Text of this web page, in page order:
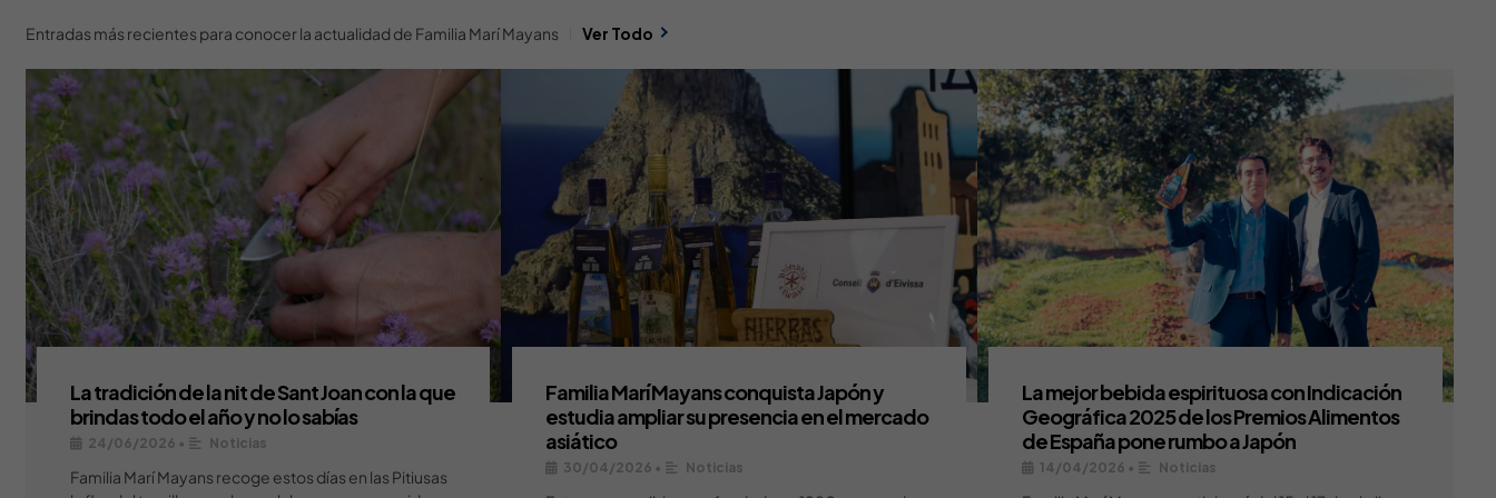
Entradas más recientes para conocer la actualidad de Familia Marí Mayans Ver Todo
La tradición de la nit de Sant Joan con la que
brindas todo el año y no lo sabías
24/06/2026 • Noticias
Familia Marí Mayans recoge estos días en las Pitiusas
Familia Marí Mayans conquista Japón y
estudia ampliar su presencia en el mercado
asiático
30/04/2026 • Noticias
La mejor bebida espirituosa con Indicación
Geográfica 2025 de los Premios Alimentos
de España pone rumbo a Japón
14/04/2026 • Noticias